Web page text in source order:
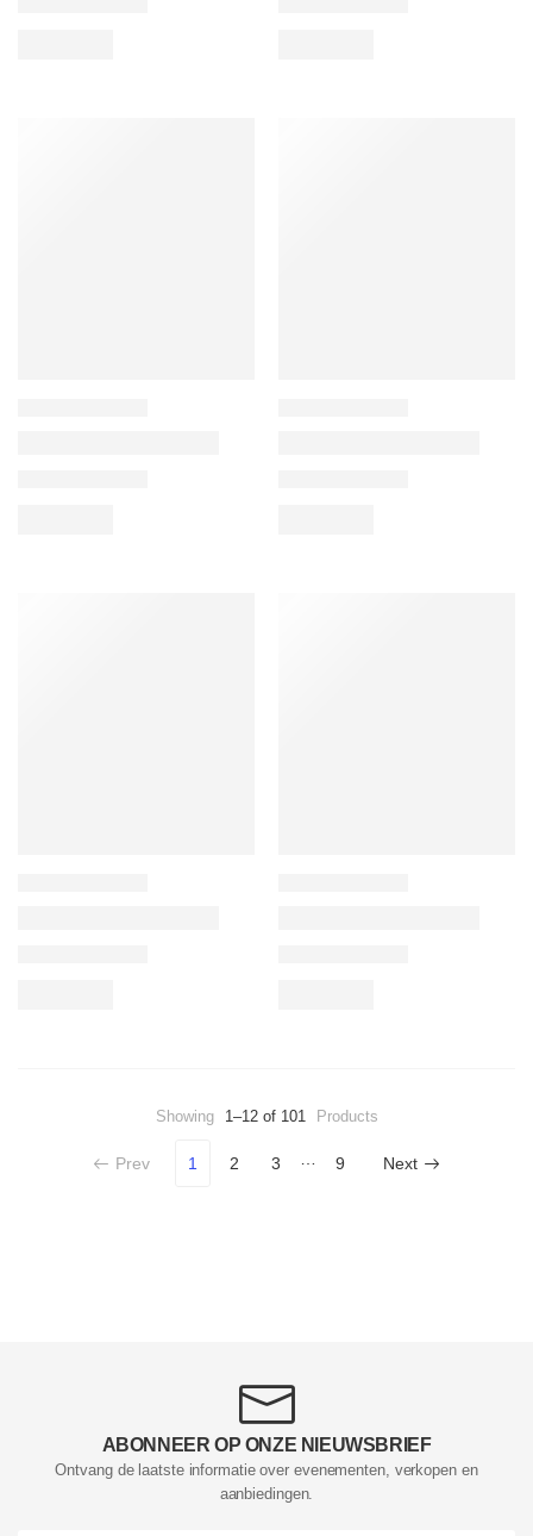
Showing 1–12 of 101 Products
Prev 1 2 3 9 Next
ABONNEER OP ONZE NIEUWSBRIEF
Ontvang de laatste informatie over evenementen, verkopen en
aanbiedingen.